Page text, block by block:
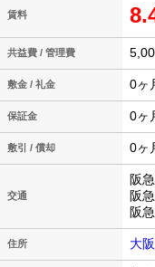
賃料
共益費 / 管理費
敷金 / 礼金 0ヶ
保証金 0ヶ
敷引 / 償却 0ヶ
交通
阪
阪
阪
住所 大